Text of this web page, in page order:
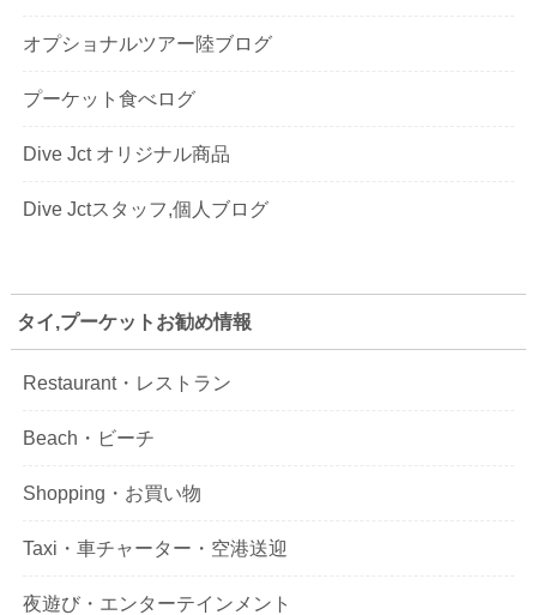
オプショナルツアー陸ブログ
プーケット食べログ
Dive Jct オリジナル商品
Dive Jctスタッフ,個人ブログ
タイ,プーケットお勧め情報
Restaurant・レストラン
Beach・ビーチ
Shopping・お買い物
Taxi・車チャーター・空港送迎
夜遊び・エンターテインメント